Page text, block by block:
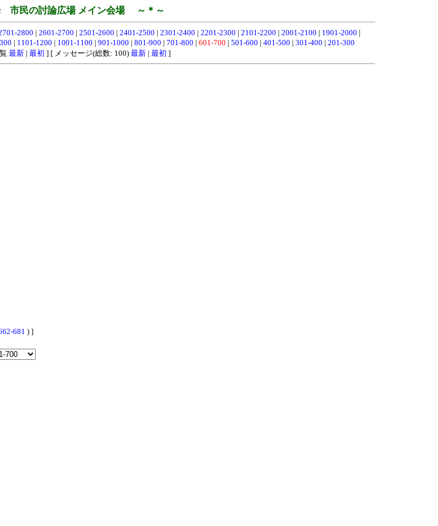
民の討論広場 メイン会場 ～＊～
2800 | 2601-2700 | 2501-2600 | 2401-2500 | 2301-2400 | 2201-2300 | 2101-2200 | 2001-2100 | 1901-2000 |
| 1101-1200 | 1001-1100 | 901-1000 | 801-900 | 701-800 | 601-700 | 501-600 | 401-500 | 301-400 | 201-300
最新| 最初 ] [ メッセージ(総数: 100) 最新| 最初 ]
681 ) ]